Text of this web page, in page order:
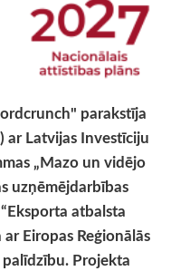
parakstīja
Latvijas Investīciju
„Mazo un vidējo
uzņēmējdarbības
atbalsta
Eiropas Reģionālās
Projekta